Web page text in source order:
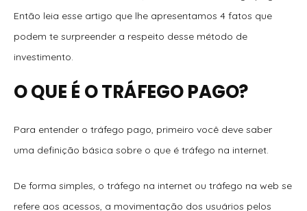
Então leia esse artigo que lhe apresentamos 4 fatos que
podem te surpreender a respeito desse método de
investimento.
O QUE É O TRÁFEGO PAGO?
Para entender o tráfego pago, primeiro você deve saber
uma definição básica sobre o que é tráfego na internet.
De forma simples, o tráfego na internet ou tráfego na web se
refere aos acessos, a movimentação dos usuários pelos